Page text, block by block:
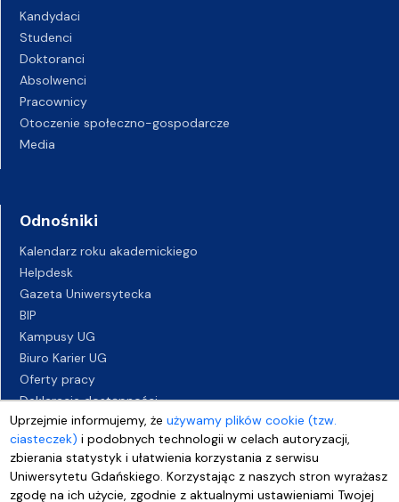
Uprzejmie informujemy, żeużywamy plików cookie (tzw.
ciasteczek) i podobnych technologii w celach autoryzacji,
zbierania statystyk i ułatwienia korzystania z serwisu
Uniwersytetu Gdańskiego. Korzystając z naszych stron wyrażasz
zgodę na ich użycie, zgodnie z aktualnymi ustawieniami Twojej
Kandydaci
Studenci
Doktoranci
Absolwenci
Pracownicy
Otoczenie społeczno-gospodarcze
Media
Odnośniki
Kalendarz roku akademickiego
Helpdesk
Gazeta Uniwersytecka
BIP
Kampusy UG
Biuro Karier UG
Oferty pracy
Deklaracja dostępności